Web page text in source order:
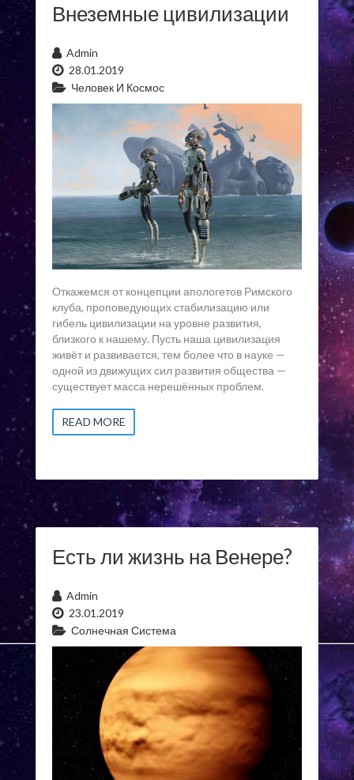
Внеземные цивилизации
Admin
28.01.2019
Человек И Космос
Откажемся от концепции апологетов Римского
клуба, проповедующих стабилизацию или
гибель цивилизации на уровне развития,
близкого к нашему. Пусть наша цивилизация
живёт и развивается, тем более что в науке —
одной из движущих сил развития общества —
существует масса нерешённых проблем.
READ MORE
Есть ли жизнь на Венере?
Admin
23.01.2019
Солнечная Система